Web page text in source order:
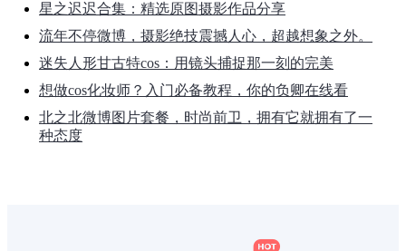
星之迟迟合集：精选原图摄影作品分享
流年不停微博，摄影绝技震撼人心，超越想象之外。
迷失人形甘古特cos：用镜头捕捉那一刻的完美
想做cos化妆师？入门必备教程，你的负卿在线看
北之北微博图片套餐，时尚前卫，拥有它就拥有了一
种态度